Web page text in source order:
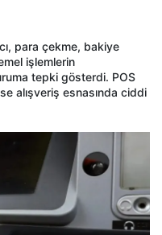
para çekme, bakiye
işlemlerin
tepki gösterdi. POS
alışveriş esnasında ciddi